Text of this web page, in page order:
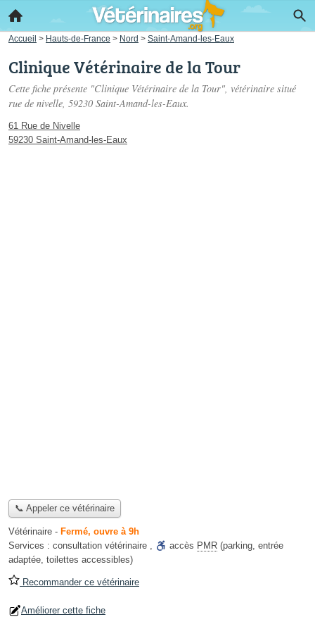
Accueil > Hauts-de-France > Nord > Saint-Amand-les-Eaux
Clinique Vétérinaire de la Tour
Cette fiche présente "Clinique Vétérinaire de la Tour", vétérinaire situé
rue de nivelle, 59230 Saint-Amand-les-Eaux.
61 Rue de Nivelle
59230 Saint-Amand-les-Eaux
📞 Appeler ce vétérinaire
Vétérinaire - Fermé, ouvre à 9h
Services : consultation vétérinaire , accès PMR (parking, entrée
adaptée, toilettes accessibles)
Recommander ce vétérinaire
Améliorer cette fiche